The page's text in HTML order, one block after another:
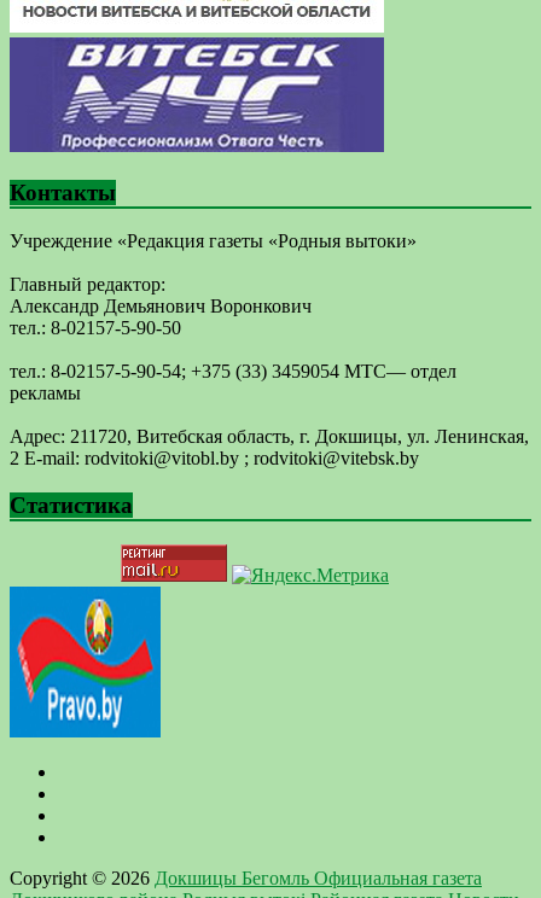
Контакты
Учреждение «Редакция газеты «Родныя вытоки»
Главный редактор:
Александр Демьянович Воронкович
тел.: 8-02157-5-90-50
тел.: 8-02157-5-90-54; +375 (33) 3459054 МТС— отдел
рекламы
Адрес: 211720, Витебская область, г. Докшицы, ул. Ленинская,
2 E-mail: ​rodvitoki@​​vitobl​.by ; rodvitoki@vitebsk.by
Статистика
Copyright © 2026 Докшицы Бегомль Официальная газета